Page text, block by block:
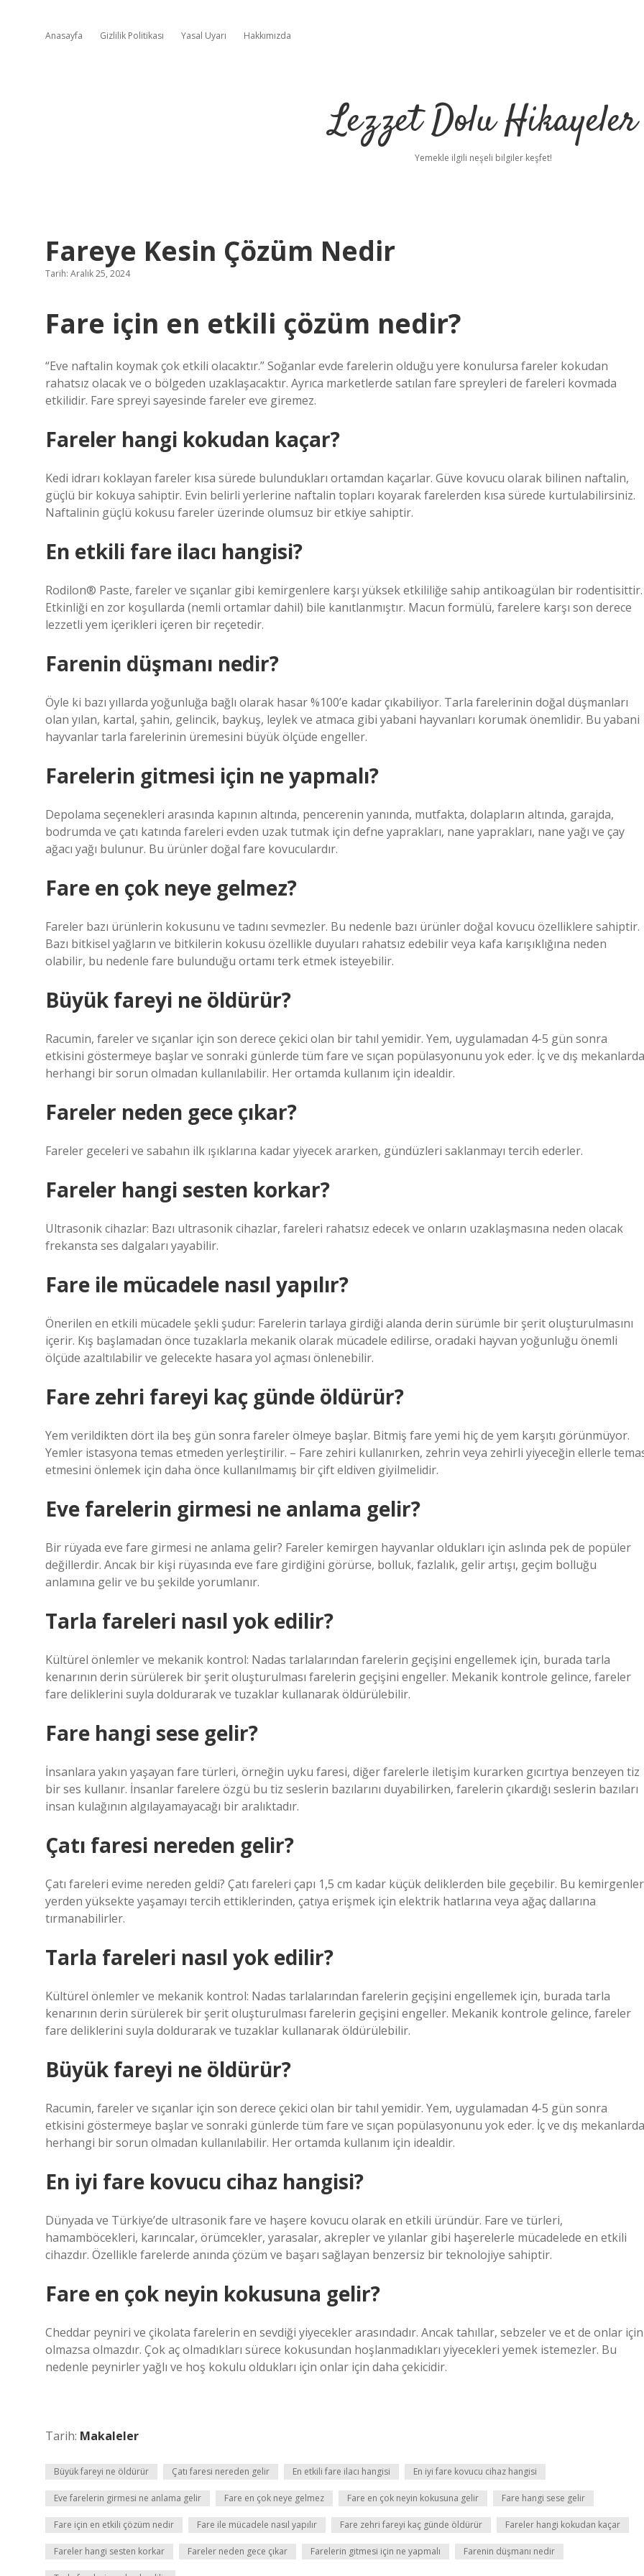
Anasayfa Gizlilik Politikası Yasal Uyarı Hakkımızda
Lezzet Dolu Hikayeler
Yemekle ilgili neşeli bilgiler keşfet!
Fareye Kesin Çözüm Nedir
Tarih: Aralık 25, 2024
Fare için en etkili çözüm nedir?
“Eve naftalin koymak çok etkili olacaktır.” Soğanlar evde farelerin olduğu yere konulursa fareler kokudan
rahatsız olacak ve o bölgeden uzaklaşacaktır. Ayrıca marketlerde satılan fare spreyleri de fareleri kovmada
etkilidir. Fare spreyi sayesinde fareler eve giremez.
Fareler hangi kokudan kaçar?
Kedi idrarı koklayan fareler kısa sürede bulundukları ortamdan kaçarlar. Güve kovucu olarak bilinen naftalin,
güçlü bir kokuya sahiptir. Evin belirli yerlerine naftalin topları koyarak farelerden kısa sürede kurtulabilirsiniz.
Naftalinin güçlü kokusu fareler üzerinde olumsuz bir etkiye sahiptir.
En etkili fare ilacı hangisi?
Rodilon® Paste, fareler ve sıçanlar gibi kemirgenlere karşı yüksek etkililiğe sahip antikoagülan bir rodentisittir.
Etkinliği en zor koşullarda (nemli ortamlar dahil) bile kanıtlanmıştır. Macun formülü, farelere karşı son derece
lezzetli yem içerikleri içeren bir reçetedir.
Farenin düşmanı nedir?
Öyle ki bazı yıllarda yoğunluğa bağlı olarak hasar %100’e kadar çıkabiliyor. Tarla farelerinin doğal düşmanları
olan yılan, kartal, şahin, gelincik, baykuş, leylek ve atmaca gibi yabani hayvanları korumak önemlidir. Bu yabani
hayvanlar tarla farelerinin üremesini büyük ölçüde engeller.
Farelerin gitmesi için ne yapmalı?
Depolama seçenekleri arasında kapının altında, pencerenin yanında, mutfakta, dolapların altında, garajda,
bodrumda ve çatı katında fareleri evden uzak tutmak için defne yaprakları, nane yaprakları, nane yağı ve çay
ağacı yağı bulunur. Bu ürünler doğal fare kovuculardır.
Fare en çok neye gelmez?
Fareler bazı ürünlerin kokusunu ve tadını sevmezler. Bu nedenle bazı ürünler doğal kovucu özelliklere sahiptir.
Bazı bitkisel yağların ve bitkilerin kokusu özellikle duyuları rahatsız edebilir veya kafa karışıklığına neden
olabilir, bu nedenle fare bulunduğu ortamı terk etmek isteyebilir.
Büyük fareyi ne öldürür?
Racumin, fareler ve sıçanlar için son derece çekici olan bir tahıl yemidir. Yem, uygulamadan 4-5 gün sonra
etkisini göstermeye başlar ve sonraki günlerde tüm fare ve sıçan popülasyonunu yok eder. İç ve dış mekanlarda
herhangi bir sorun olmadan kullanılabilir. Her ortamda kullanım için idealdir.
Fareler neden gece çıkar?
Fareler geceleri ve sabahın ilk ışıklarına kadar yiyecek ararken, gündüzleri saklanmayı tercih ederler.
Fareler hangi sesten korkar?
Ultrasonik cihazlar: Bazı ultrasonik cihazlar, fareleri rahatsız edecek ve onların uzaklaşmasına neden olacak
frekansta ses dalgaları yayabilir.
Fare ile mücadele nasıl yapılır?
Önerilen en etkili mücadele şekli şudur: Farelerin tarlaya girdiği alanda derin sürümle bir şerit oluşturulmasını
içerir. Kış başlamadan önce tuzaklarla mekanik olarak mücadele edilirse, oradaki hayvan yoğunluğu önemli
ölçüde azaltılabilir ve gelecekte hasara yol açması önlenebilir.
Fare zehri fareyi kaç günde öldürür?
Yem verildikten dört ila beş gün sonra fareler ölmeye başlar. Bitmiş fare yemi hiç de yem karşıtı görünmüyor.
Yemler istasyona temas etmeden yerleştirilir. – Fare zehiri kullanırken, zehrin veya zehirli yiyeceğin ellerle
etmesini önlemek için daha önce kullanılmamış bir çift eldiven giyilmelidir.
Eve farelerin girmesi ne anlama gelir?
Bir rüyada eve fare girmesi ne anlama gelir? Fareler kemirgen hayvanlar oldukları için aslında pek de popüler
değillerdir. Ancak bir kişi rüyasında eve fare girdiğini görürse, bolluk, fazlalık, gelir artışı, geçim bolluğu
anlamına gelir ve bu şekilde yorumlanır.
Tarla fareleri nasıl yok edilir?
Kültürel önlemler ve mekanik kontrol: Nadas tarlalarından farelerin geçişini engellemek için, burada tarla
kenarının derin sürülerek bir şerit oluşturulması farelerin geçişini engeller. Mekanik kontrole gelince, fareler
fare deliklerini suyla doldurarak ve tuzaklar kullanarak öldürülebilir.
Fare hangi sese gelir?
İnsanlara yakın yaşayan fare türleri, örneğin uyku faresi, diğer farelerle iletişim kurarken gıcırtıya benzeyen tiz
bir ses kullanır. İnsanlar farelere özgü bu tiz seslerin bazılarını duyabilirken, farelerin çıkardığı seslerin bazıları
insan kulağının algılayamayacağı bir aralıktadır.
Çatı faresi nereden gelir?
Çatı fareleri evime nereden geldi? Çatı fareleri çapı 1,5 cm kadar küçük deliklerden bile geçebilir. Bu kemirgenler
yerden yüksekte yaşamayı tercih ettiklerinden, çatıya erişmek için elektrik hatlarına veya ağaç dallarına
tırmanabilirler.
Tarla fareleri nasıl yok edilir?
Kültürel önlemler ve mekanik kontrol: Nadas tarlalarından farelerin geçişini engellemek için, burada tarla
kenarının derin sürülerek bir şerit oluşturulması farelerin geçişini engeller. Mekanik kontrole gelince, fareler
fare deliklerini suyla doldurarak ve tuzaklar kullanarak öldürülebilir.
Büyük fareyi ne öldürür?
Racumin, fareler ve sıçanlar için son derece çekici olan bir tahıl yemidir. Yem, uygulamadan 4-5 gün sonra
etkisini göstermeye başlar ve sonraki günlerde tüm fare ve sıçan popülasyonunu yok eder. İç ve dış mekanlarda
herhangi bir sorun olmadan kullanılabilir. Her ortamda kullanım için idealdir.
En iyi fare kovucu cihaz hangisi?
Dünyada ve Türkiye’de ultrasonik fare ve haşere kovucu olarak en etkili üründür. Fare ve türleri,
hamamböcekleri, karıncalar, örümcekler, yarasalar, akrepler ve yılanlar gibi haşerelerle mücadelede en etkili
cihazdır. Özellikle farelerde anında çözüm ve başarı sağlayan benzersiz bir teknolojiye sahiptir.
Fare en çok neyin kokusuna gelir?
Cheddar peyniri ve çikolata farelerin en sevdiği yiyecekler arasındadır. Ancak tahıllar, sebzeler ve et de onlar için
olmazsa olmazdır. Çok aç olmadıkları sürece kokusundan hoşlanmadıkları yiyecekleri yemek istemezler. Bu
nedenle peynirler yağlı ve hoş kokulu oldukları için onlar için daha çekicidir.
Tarih: Makaleler
Büyük fareyi ne öldürür Çatı faresi nereden gelir En etkili fare ilacı hangisi En iyi fare kovucu cihaz hangisi
Eve farelerin girmesi ne anlama gelir Fare en çok neye gelmez Fare en çok neyin kokusuna gelir Fare hangi sese gelir
Fare için en etkili çözüm nedir Fare ile mücadele nasıl yapılır Fare zehri fareyi kaç günde öldürür Fareler hangi kokudan kaçar
Fareler hangi sesten korkar Fareler neden gece çıkar Farelerin gitmesi için ne yapmalı Farenin düşmanı nedir